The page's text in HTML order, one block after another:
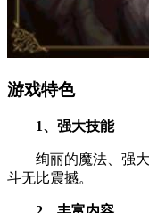
游戏特色
1、强大技能
绚丽的魔法、强大
斗无比震撼。